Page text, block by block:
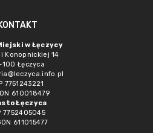
w Łęczycy
Konopnickiej 14
100 Łęczyca
7751243221
610018479
Łęczyca
7752405045
611015477